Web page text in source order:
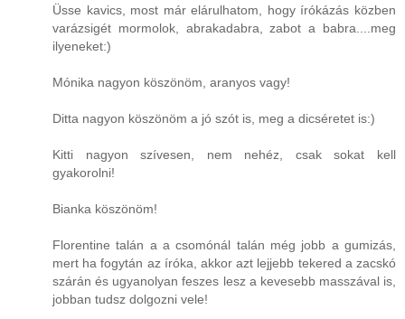
Üsse kavics, most már elárulhatom, hogy írókázás közben
varázsigét mormolok, abrakadabra, zabot a babra....meg
ilyeneket:)
Mónika nagyon köszönöm, aranyos vagy!
Ditta nagyon köszönöm a jó szót is, meg a dicséretet is:)
Kitti nagyon szívesen, nem nehéz, csak sokat kell
gyakorolni!
Bianka köszönöm!
Florentine talán a a csomónál talán még jobb a gumizás,
mert ha fogytán az íróka, akkor azt lejjebb tekered a zacskó
szárán és ugyanolyan feszes lesz a kevesebb masszával is,
jobban tudsz dolgozni vele!